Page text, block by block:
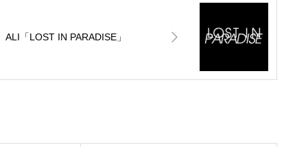
ALI「LOST IN PARADISE」